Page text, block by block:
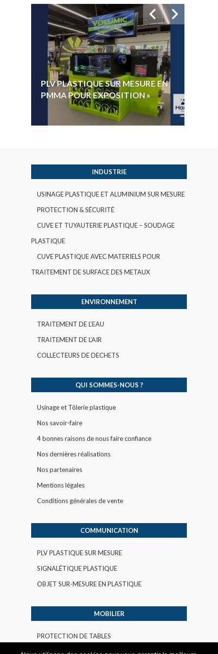
PLV PLASTIQUE SUR MESURE EN
PMMA POUR EXPOSITION »
INDUSTRIE
USINAGE PLASTIQUE ET ALUMINIUM SUR MESURE
PROTECTION & SÉCURITÉ
CUVE ET TUYAUTERIE PLASTIQUE – SOUDAGE
PLASTIQUE
CUVE PLASTIQUE AVEC MATERIELS POUR
TRAITEMENT DE SURFACE DES METAUX
ENVIRONNEMENT
TRAITEMENT DE L’EAU
TRAITEMENT DE L’AIR
COLLECTEURS DE DECHETS
QUI SOMMES-NOUS ?
Usinage et Tôlerie plastique
Nos savoir-faire
4 bonnes raisons de nous faire confiance
Nos dernières réalisations
Nos partenaires
Mentions légales
Conditions générales de vente
COMMUNICATION
PLV PLASTIQUE SUR MESURE
SIGNALÉTIQUE PLASTIQUE
OBJET SUR-MESURE EN PLASTIQUE
MOBILIER
PROTECTION DE TABLES
AMENAGEMENT PLASTIQUE INTERIEUR